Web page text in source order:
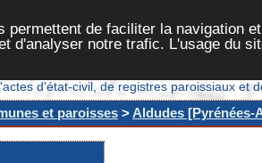
permettent de faciliter la navigation
d'analyser notre trafic. L'usage du
d'état-civil, de registres paroissiaux et
et paroisses >Aldudes [Pyrénées-